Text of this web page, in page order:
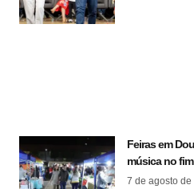
Feiras em
música no
7 de agosto de